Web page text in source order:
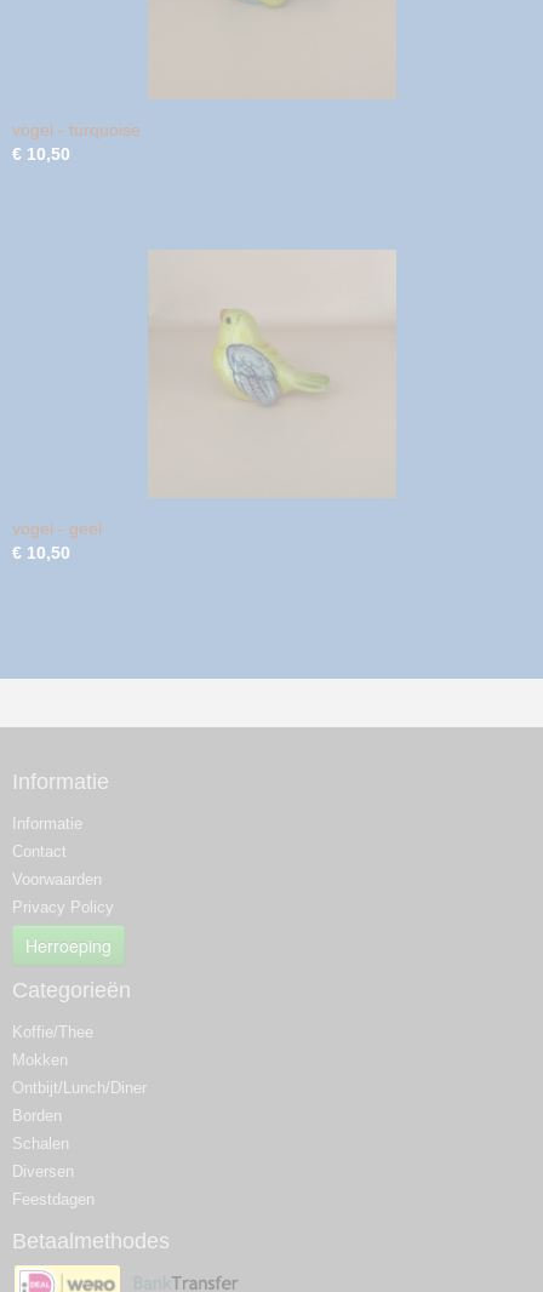
vogel - turquoise
€ 10,50
vogel - geel
€ 10,50
Informatie
Informatie
Contact
Voorwaarden
Privacy Policy
Herroeping
Categorieën
Koffie/Thee
Mokken
Ontbijt/Lunch/Diner
Borden
Schalen
Diversen
Feestdagen
Betaalmethodes